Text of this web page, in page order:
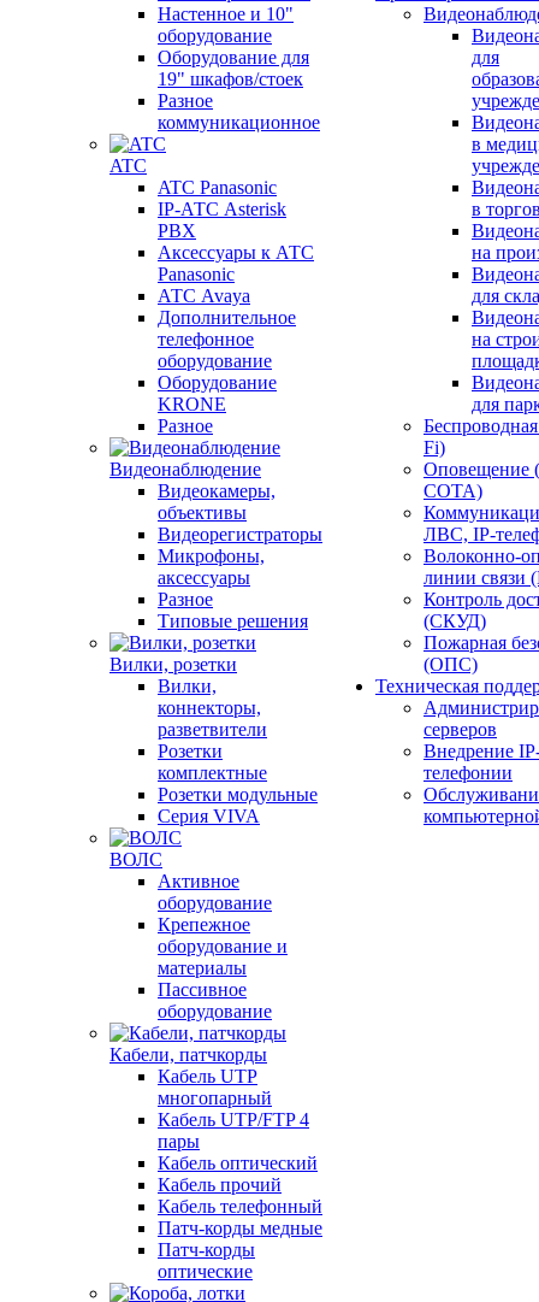
Настенное и 10"
оборудование
Оборудование для
19" шкафов/стоек
Разное
коммуникационное
ATC
ATC Panasonic
IP-АТС Asterisk
PBX
Аксессуары к АТС
Panasonic
АТС Avaya
Дополнительное
телефонное
оборудование
Оборудование
KRONE
Разное
Видеонаблюдение
Видеокамеры,
объективы
Видеорегистраторы
Микрофоны,
аксессуары
Разное
Типовые решения
Вилки, розетки
Вилки,
коннекторы,
разветвители
Розетки
комплектные
Розетки модульные
Серия VIVA
ВОЛС
Активное
оборудование
Крепежное
оборудование и
материалы
Пассивное
оборудование
Кабели, патчкорды
Кабель UTP
многопарный
Кабель UTP/FTP 4
пары
Кабель оптический
Кабель прочий
Кабель телефонный
Патч-корды медные
Патч-корды
оптические
для
в
в
на
для
на
для
Fi)
СОТА)
ЛВС, IP-
Волоконно-
линии
Контроль
(СКУД)
Пожарная
(ОПС)
Техническая
серверов
Внедрение
телефонии